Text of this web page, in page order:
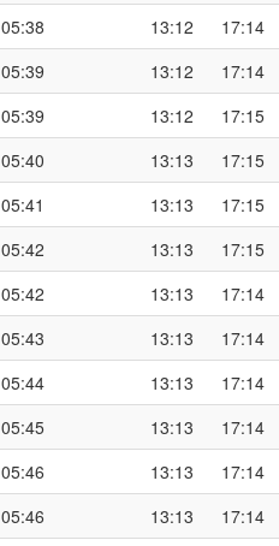
05:38 13:12 17:14
05:39 13:12 17:14
05:39 13:12 17:15
05:40 13:13 17:15
05:41 13:13 17:15
05:42 13:13 17:15
05:42 13:13 17:14
05:43 13:13 17:14
05:44 13:13 17:14
05:45 13:13 17:14
05:46 13:13 17:14
05:46 13:13 17:14